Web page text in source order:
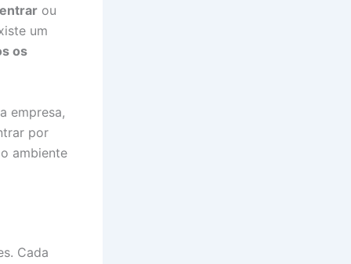
ou
um
os
empresa,
por
ambiente
Cada